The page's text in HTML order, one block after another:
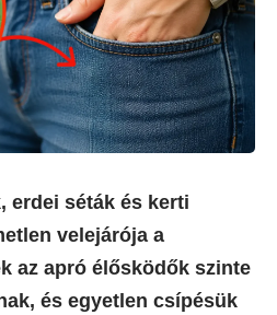
erdei séták és kerti
velejárója a
az apró élősködők szinte
és egyetlen csípésük